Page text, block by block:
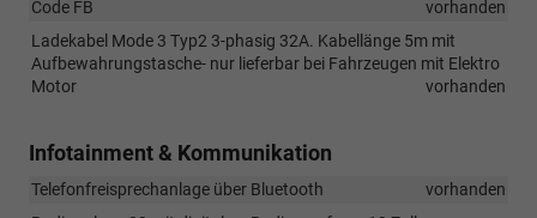
Code FB
vorhanden
Ladekabel Mode 3 Typ2 3-phasig 32A. Kabellänge 5m mit
Aufbewahrungstasche- nur lieferbar bei Fahrzeugen mit Elektro
Motor
vorhanden
Infotainment & Kommunikation
Telefonfreisprechanlage über Bluetooth
vorhanden